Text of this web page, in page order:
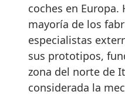
coches en Europa.
mayoría de los
especialistas
sus prototipos,
zona del norte de
considerada la